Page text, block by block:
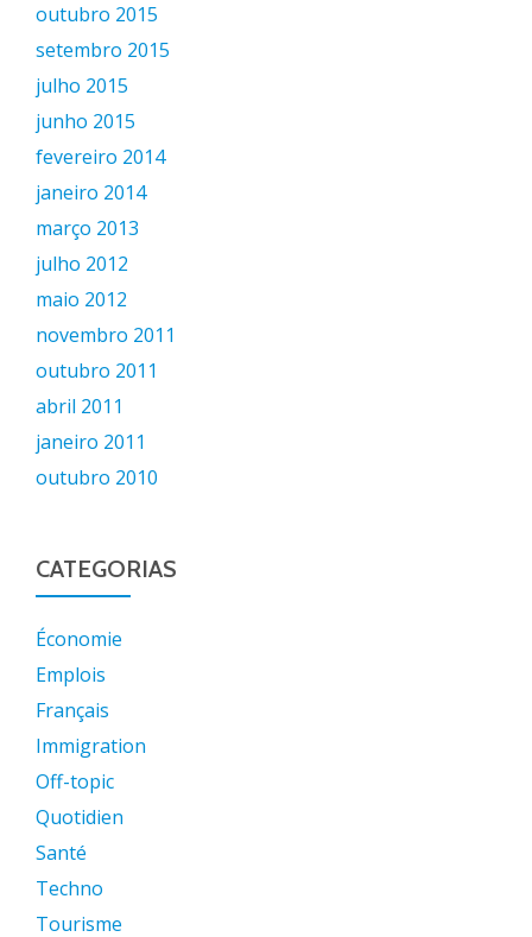
outubro 2015
setembro 2015
julho 2015
junho 2015
fevereiro 2014
janeiro 2014
março 2013
julho 2012
maio 2012
novembro 2011
outubro 2011
abril 2011
janeiro 2011
outubro 2010
CATEGORIAS
Économie
Emplois
Français
Immigration
Off-topic
Quotidien
Santé
Techno
Tourisme